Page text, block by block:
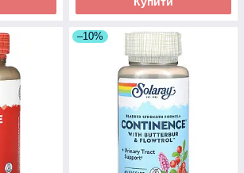
–10%